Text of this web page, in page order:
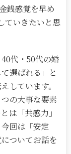
銭感覚を早め
ていきたいと思
代・50代の婚
選ばれる」と
しています。
の大事な要素
は「共感力」
回は「安定
ついてお話を